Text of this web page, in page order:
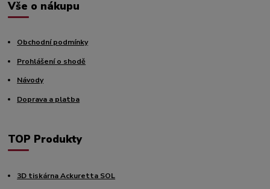
Vše o nákupu
Obchodní podmínky
Prohlášení o shodě
Návody
Doprava a platba
TOP Produkty
3D tiskárna Ackuretta SOL